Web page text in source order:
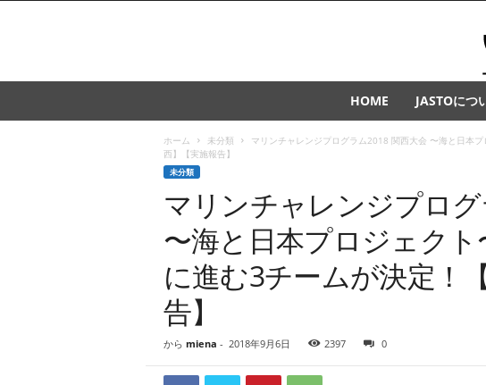
HOME JASTOにつ
ホーム 未分類
マリンチャレンジプログラム2018 関西大会 〜海と日本
西】【実施報告】
未分類
マリンチャレンジプロ
〜海と日本プロジェク
に進む3チームが決定！
告】
から miena - 2018年9月6日 2397 0